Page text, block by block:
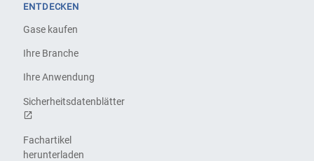
ENTDECKEN
Gase kaufen
Ihre Branche
Ihre Anwendung
Sicherheitsdatenblätter
Fachartikel
herunterladen